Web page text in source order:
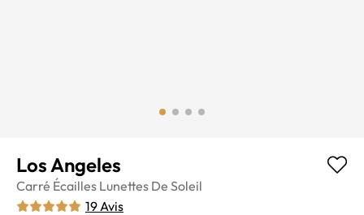
Los Angeles
Carré Écailles Lunettes De Soleil
19 Avis